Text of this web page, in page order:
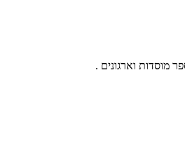
מוסדות וארגונים .